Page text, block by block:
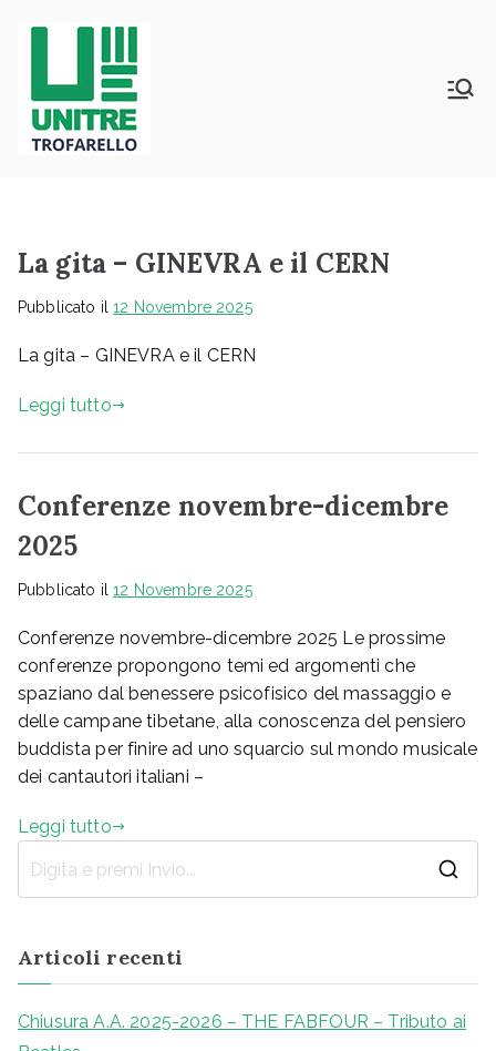
La gita – GINEVRA e il CERN
Pubblicato il12 Novembre 2025
La gita – GINEVRA e il CERN
Leggi tutto
Conferenze novembre-dicembre
2025
Pubblicato il12 Novembre 2025
Conferenze novembre-dicembre 2025 Le prossime
conferenze propongono temi ed argomenti che
spaziano dal benessere psicofisico del massaggio e
delle campane tibetane, alla conoscenza del pensiero
buddista per finire ad uno squarcio sul mondo musicale
dei cantautori italiani –
Leggi tutto
Articoli recenti
Chiusura A.A. 2025-2026 – THE FABFOUR – Tributo ai